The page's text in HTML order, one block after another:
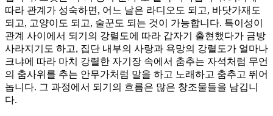
따라 관계가 성숙하면, 어느 날은 라디오도 되고, 바닷가재도
되고, 고양이도 되고, 술꾼도 되는 것이 가능합니다. 특이성이
관계 사이에서 되기의 강렬도에 따라 갑자기 출현했다가 금방
사라지기도 하고, 집단 내부의 사랑과 욕망의 강렬도가 얼마나
크냐에 따라 마치 강렬한 자기장 속에서 춤추는 자석처럼 무언
의 춤사위를 추는 안무가처럼 말을 하고 노래하고 춤추고 뛰어
놉니다. 그 과정에서 되기의 흐름은 많은 창조물들을 남깁니
다.